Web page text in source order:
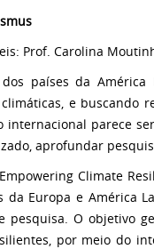
Prof. Carolina
países da América
e buscando
internacional parece
aprofundar
Climate
da Europa e América
pesquisa. O objetivo
por meio do